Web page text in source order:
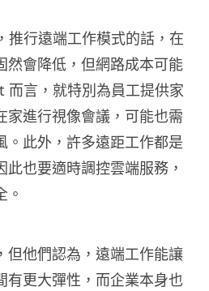
行遠端工作模式的話，在
然會降低，但網路成本可能
言，就特別為員工提供家
家進行視像會議，可能也需
。此外，許多遠距工作都是
也要適時調控雲端服務，
。
但他們認為，遠端工作能讓
有更大彈性，而企業本身也